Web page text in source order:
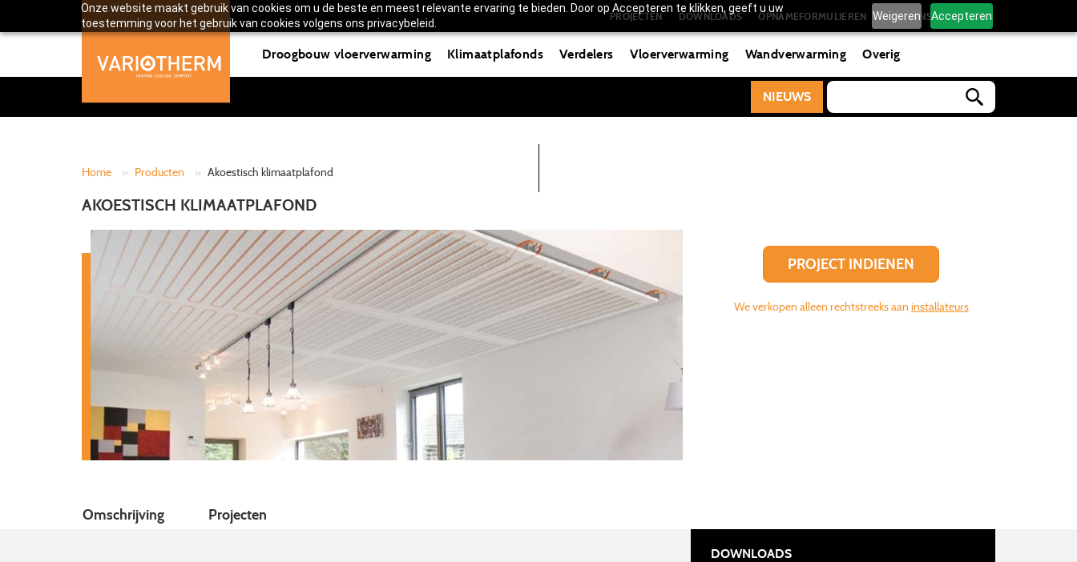
Onze website maakt gebruik van cookies om u de beste en meest relevante ervaring te bieden. Door op Accepteren te klikken, geeft u uw
toestemming voor het gebruik van cookies volgens ons privacybeleid.
Weigeren Accepteren
PROJECTEN DOWNLOADS OPNAMEFORMULIEREN OVER ONS CONTACT
Droogbouw vloerverwarming Klimaatplafonds Verdelers Vloerverwarming Wandverwarming Overig
NIEUWS
Home » Producten » Akoestisch klimaatplafond
AKOESTISCH KLIMAATPLAFOND
PROJECT INDIENEN
We verkopen alleen rechtstreeks aan installateurs
Omschrijving Projecten
DOWNLOADS